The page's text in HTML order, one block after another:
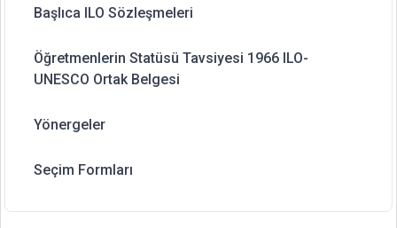
Başlıca ILO Sözleşmeleri
Öğretmenlerin Statüsü Tavsiyesi 1966 ILO-
UNESCO Ortak Belgesi
Yönergeler
Seçim Formları